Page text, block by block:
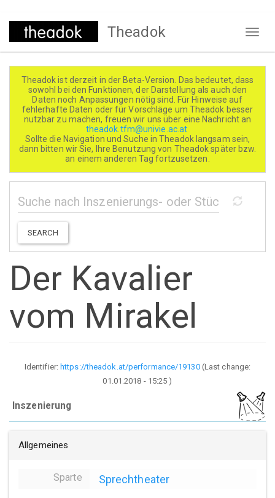
Direkt
Theadok
Theadok ist derzeit in der Beta-Version. Das bedeutet, dass
sowohl bei den Funktionen, der Darstellung als auch den
Daten noch Anpassungen nötig sind. Für Hinweise auf
fehlerhafte Daten oder für Vorschläge um Theadok besser
nutzbar zu machen, freuen wir uns über eine Nachricht an
theadok.tfm@univie.ac.at
Sollte die Navigation und Suche in Theadok langsam sein,
dann bitten wir Sie, Ihre Benutzung von Theadok später bzw.
an einem anderen Tag fortzusetzen.
SEARCH
Der Kavalier
vom Mirakel
Identifier:https://theadok.at/performance/19130(Last change:
01.01.2018 - 15:25 )
Inszenierung
Allgemeines
Sparte Sprechtheater